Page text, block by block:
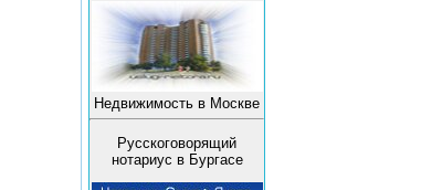
Недвижимость в Москве
Русскоговорящий
нотариус в Бургасе